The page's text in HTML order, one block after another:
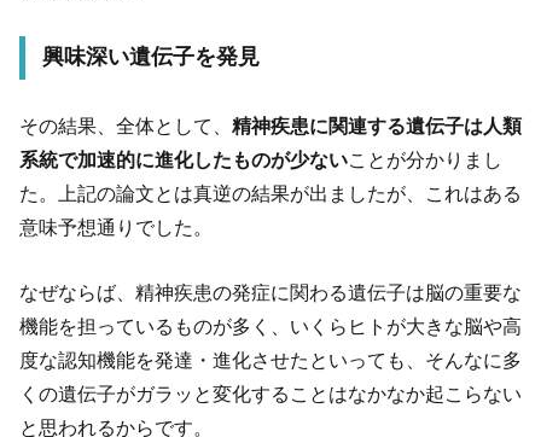
興味深い遺伝子を発見
その結果、全体として、 精神疾患に関連する遺伝子は人類
系統で加速的に進化したものが少ないことが分かりまし
た。上記の論文とは真逆の結果が出ましたが、これはある
意味予想通りでした。
なぜならば、精神疾患の発症に関わる遺伝子は脳の重要な
機能を担っているものが多く、いくらヒトが大きな脳や高
度な認知機能を発達・進化させたといっても、そんなに多
くの遺伝子がガラッと変化することはなかなか起こらない
と思われるからです。